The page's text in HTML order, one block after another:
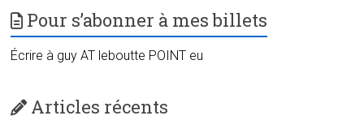
Pour s’abonner à mes billets
Écrire à guy AT leboutte POINT eu
Articles récents